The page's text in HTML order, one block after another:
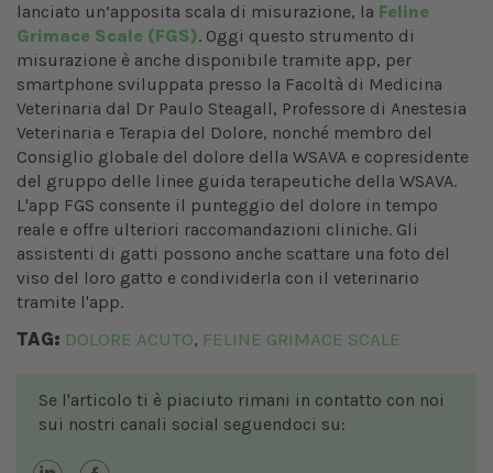
lanciato un’apposita scala di misurazione, la Feline
Grimace Scale (FGS). Oggi questo strumento di
misurazione è anche disponibile tramite app, per
smartphone sviluppata presso la Facoltà di Medicina
Veterinaria dal Dr Paulo Steagall, Professore di Anestesia
Veterinaria e Terapia del Dolore, nonché membro del
Consiglio globale del dolore della WSAVA e copresidente
del gruppo delle linee guida terapeutiche della WSAVA.
L'app FGS consente il punteggio del dolore in tempo
reale e offre ulteriori raccomandazioni cliniche. Gli
assistenti di gatti possono anche scattare una foto del
viso del loro gatto e condividerla con il veterinario
tramite l'app.
TAG: DOLORE ACUTO, FELINE GRIMACE SCALE
Se l'articolo ti è piaciuto rimani in contatto con noi
sui nostri canali social seguendoci su: